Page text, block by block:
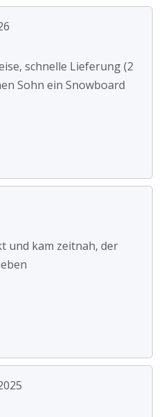
schnelle Lieferung (2
Sohn ein Snowboard
und kam zeitnah, der